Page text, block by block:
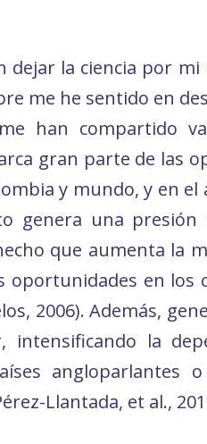
dejar la ciencia por mi
me he sentido en
han compartido
gran parte de las
y mundo, y en
genera una
que aumenta la
oportunidades en los
2006). Además,
intensificando la
angloparlantes
Llantada, et al.,